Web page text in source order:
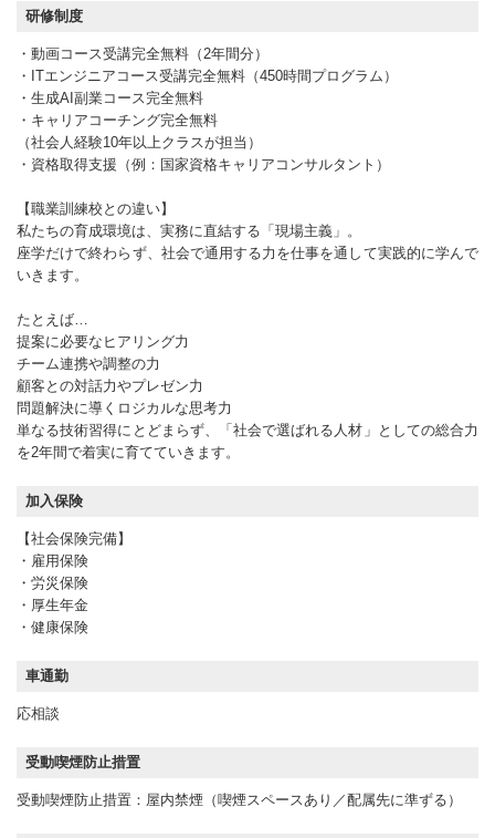
研修制度
・動画コース受講完全無料（2年間分）
・ITエンジニアコース受講完全無料（450時間プログラム）
・生成AI副業コース完全無料
・キャリアコーチング完全無料
（社会人経験10年以上クラスが担当）
・資格取得支援（例：国家資格キャリアコンサルタント）
【職業訓練校との違い】
私たちの育成環境は、実務に直結する「現場主義」。
座学だけで終わらず、社会で通用する力を仕事を通して実践的に学んで
いきます。
たとえば…
提案に必要なヒアリング力
チーム連携や調整の力
顧客との対話力やプレゼン力
問題解決に導くロジカルな思考力
単なる技術習得にとどまらず、「社会で選ばれる人材」としての総合力
を2年間で着実に育てていきます。
加入保険
【社会保険完備】
・雇用保険
・労災保険
・厚生年金
・健康保険
車通勤
応相談
受動喫煙防止措置
受動喫煙防止措置：屋内禁煙（喫煙スペースあり／配属先に準ずる）